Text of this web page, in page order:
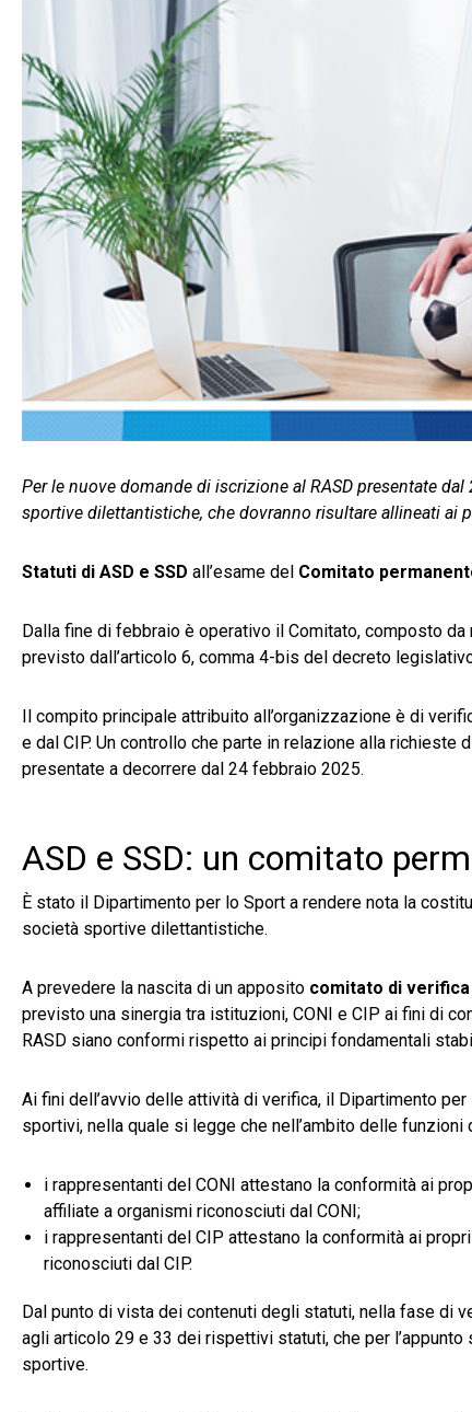
Per le nuove domande di iscrizione al RASD presentate
sportive dilettantistiche, che dovranno risultare allineati ai
Statuti di ASD e SSD all’esame del Comitato
Dalla fine di febbraio è operativo il Comitato, composto
previsto dall’articolo 6, comma 4-bis del decreto
Il compito principale attribuito all’organizzazione è di
e dal CIP. Un controllo che parte in relazione alla richieste
presentate a decorrere dal 24 febbraio 2025.
ASD e SSD: un comitato
È stato il Dipartimento per lo Sport a rendere nota la
società sportive dilettantistiche.
A prevedere la nascita di un apposito comitato di verifica
previsto una sinergia tra istituzioni, CONI e CIP ai fini di
RASD siano conformi rispetto ai principi fondamentali
Ai fini dell’avvio delle attività di verifica, il Dipartimento
sportivi, nella quale si legge che nell’ambito delle funzioni
i rappresentanti del CONI attestano la conformità ai
affiliate a organismi riconosciuti dal CONI;
i rappresentanti del CIP attestano la conformità ai
riconosciuti dal CIP.
Dal punto di vista dei contenuti degli statuti, nella fase di
agli articolo 29 e 33 dei rispettivi statuti, che per
sportive.